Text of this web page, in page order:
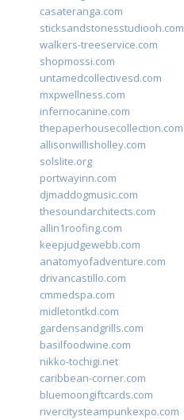
casateranga.com
sticksandstonesstudiooh.com
walkers-treeservice.com
shopmossi.com
untamedcollectivesd.com
mxpwellness.com
infernocanine.com
thepaperhousecollection.com
allisonwillisholley.com
solslite.org
portwayinn.com
djmaddogmusic.com
thesoundarchitects.com
allin1roofing.com
keepjudgewebb.com
anatomyofadventure.com
drivancastillo.com
cmmedspa.com
midletontkd.com
gardensandgrills.com
basilfoodwine.com
nikko-tochigi.net
caribbean-corner.com
bluemoongiftcards.com
rivercitysteampunkexpo.com